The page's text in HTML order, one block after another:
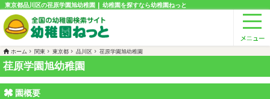
東京都品川区の荏原学園旭幼稚園 | 幼稚園を探すなら幼稚園ねっと
ホーム 関東 東京都 品川区 荏原学園旭幼稚園
荏原学園旭幼稚園
園概要